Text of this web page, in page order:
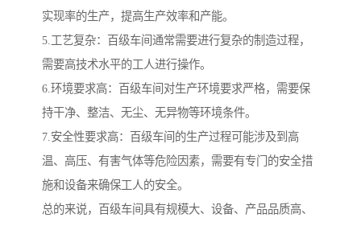
实现率的生产，提高生产效率和产能。
5.工艺复杂：百级车间通常需要进行复杂的制造过程，
需要高技术水平的工人进行操作。
6.环境要求高：百级车间对生产环境要求严格，需要保
持干净、整洁、无尘、无异物等环境条件。
7.安全性要求高：百级车间的生产过程可能涉及到高
温、高压、有害气体等危险因素，需要有专门的安全措
施和设备来确保工人的安全。
总的来说，百级车间具有规模大、设备、产品品质高、